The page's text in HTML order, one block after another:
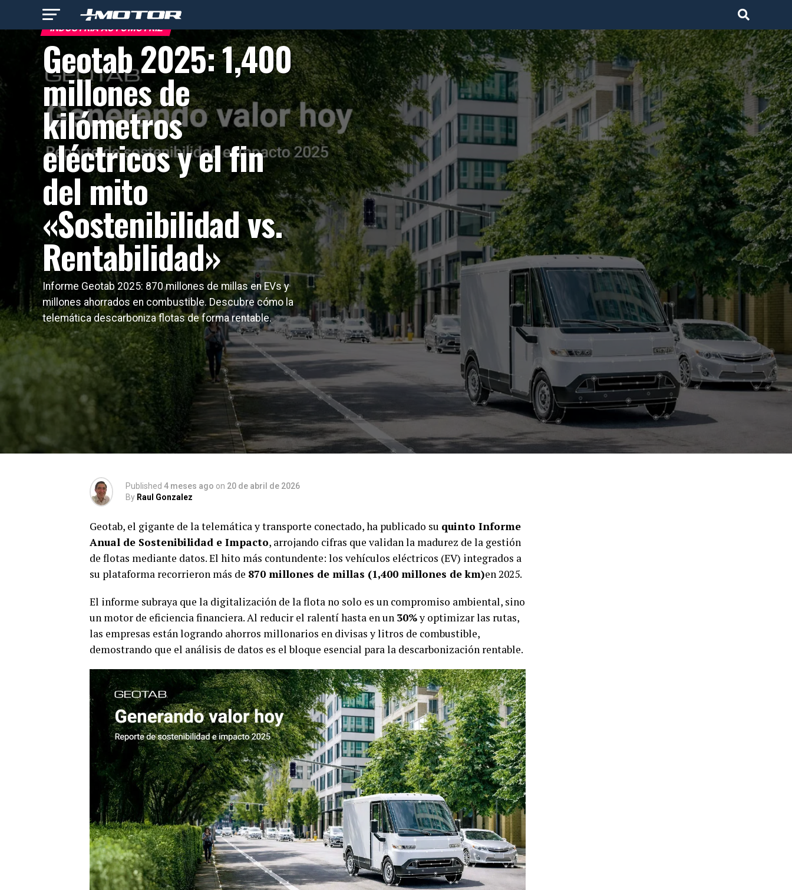
INDUSTRIA AUTOMOTRIZ
Geotab 2025: 1,400
millones de
kilómetros
eléctricos y el fin
del mito
«Sostenibilidad vs.
Rentabilidad»
Informe Geotab 2025: 870 millones de millas en EVs y
millones ahorrados en combustible. Descubre cómo la
telemática descarboniza flotas de forma rentable.
Published 4 meses ago on 20 de abril de 2026
By Raul Gonzalez
Geotab, el gigante de la telemática y transporte conectado, ha publicado su quinto Informe
Anual de Sostenibilidad e Impacto, arrojando cifras que validan la madurez de la gestión
de flotas mediante datos. El hito más contundente: los vehículos eléctricos (EV) integrados a
su plataforma recorrieron más de 870 millones de millas (1,400 millones de km)en 2025.
El informe subraya que la digitalización de la flota no solo es un compromiso ambiental, sino
un motor de eficiencia financiera. Al reducir el ralentí hasta en un 30%y optimizar las rutas,
las empresas están logrando ahorros millonarios en divisas y litros de combustible,
demostrando que el análisis de datos es el bloque esencial para la descarbonización rentable.